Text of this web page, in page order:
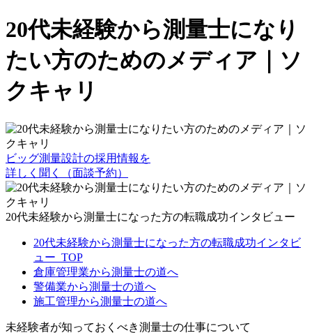
20代未経験から測量士になり
たい方のためのメディア｜ソ
クキャリ
ビッグ測量設計の採用情報を
詳しく聞く（面談予約）
20代未経験から測量士になった方の転職成功インタビュー
20代未経験から測量士になった方の転職成功インタビ
ュー_TOP
倉庫管理業から測量士の道へ
警備業から測量士の道へ
施工管理から測量士の道へ
未経験者が知っておくべき測量士の仕事について